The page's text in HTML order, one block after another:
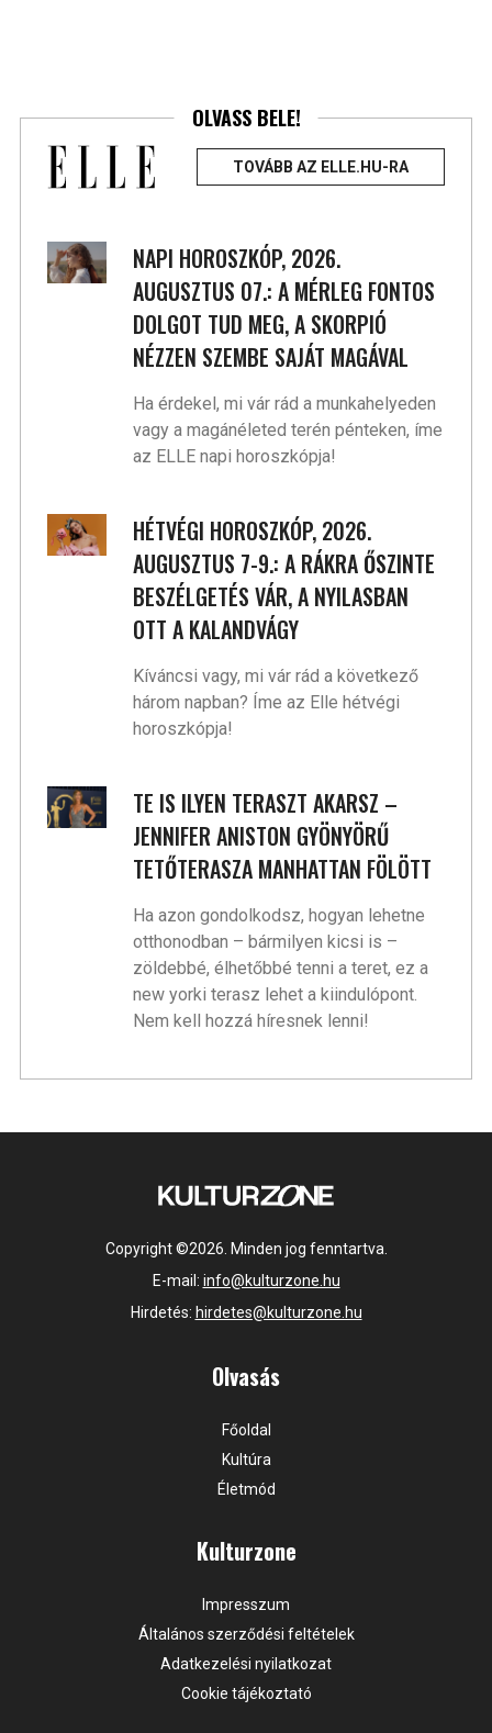
OLVASS BELE!
TOVÁBB AZ ELLE.HU-RA
NAPI HOROSZKÓP, 2026.
AUGUSZTUS 07.: A MÉRLEG FONTOS
DOLGOT TUD MEG, A SKORPIÓ
NÉZZEN SZEMBE SAJÁT MAGÁVAL
Ha érdekel, mi vár rád a munkahelyeden
vagy a magánéleted terén pénteken, íme
az ELLE napi horoszkópja!
HÉTVÉGI HOROSZKÓP, 2026.
AUGUSZTUS 7-9.: A RÁKRA ŐSZINTE
BESZÉLGETÉS VÁR, A NYILASBAN
OTT A KALANDVÁGY
Kíváncsi vagy, mi vár rád a következő
három napban? Íme az Elle hétvégi
horoszkópja!
TE IS ILYEN TERASZT AKARSZ –
JENNIFER ANISTON GYÖNYÖRŰ
TETŐTERASZA MANHATTAN FÖLÖTT
Ha azon gondolkodsz, hogyan lehetne
otthonodban – bármilyen kicsi is –
zöldebbé, élhetőbbé tenni a teret, ez a
new yorki terasz lehet a kiindulópont.
Nem kell hozzá híresnek lenni!
Copyright ©2026. Minden jog fenntartva.
E-mail: info@kulturzone.hu
Hirdetés: hirdetes@kulturzone.hu
Olvasás
Főoldal
Kultúra
Életmód
Kulturzone
Impresszum
Általános szerződési feltételek
Adatkezelési nyilatkozat
Cookie tájékoztató